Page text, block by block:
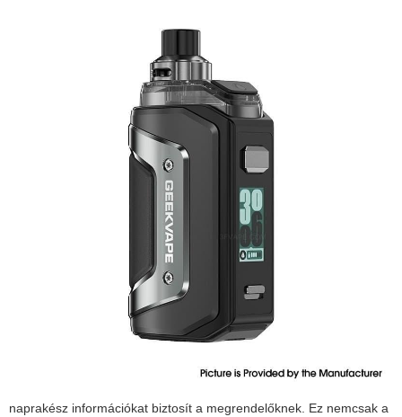
naprakész információkat biztosít a megrendelőknek. Ez nemcsak a